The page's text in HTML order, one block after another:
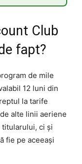
Club
fapt?
de mile
12 luni din
la tarife
alte linii aeriene
titularului, ci și
fie pe aceeași